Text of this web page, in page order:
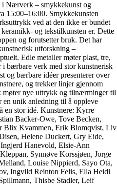
Nærverk – smykkekunst og
15:00–16:00. Smykkekunsten
ved at den ikke er bundet
og tekstilkunsten er. Dette
og forutsetter bruk. Det har
utforskning –
Edle metaller møter plast, tre,
bærbare verk med stor kunstnerisk
og bærbare idéer presenterer over
og trekker linjer gjennom
møter nye uttrykk og tilnærminger til
en unik anledning til å oppleve
en stor idé. Kunstnere: Kyrre
Backer-Owe, Tove Becken,
Blix Kvammen, Erik Blomqvist, Liv
Helene Duckert, Gry Eide,
Hanevold, Elsie-Ann
Synnøve Korssjøen, Jorge
Louise Nippierd, Sayo Ota,
Ingvild Reinton Felis, Ella Heidi
Thisbe Stadler, Leif